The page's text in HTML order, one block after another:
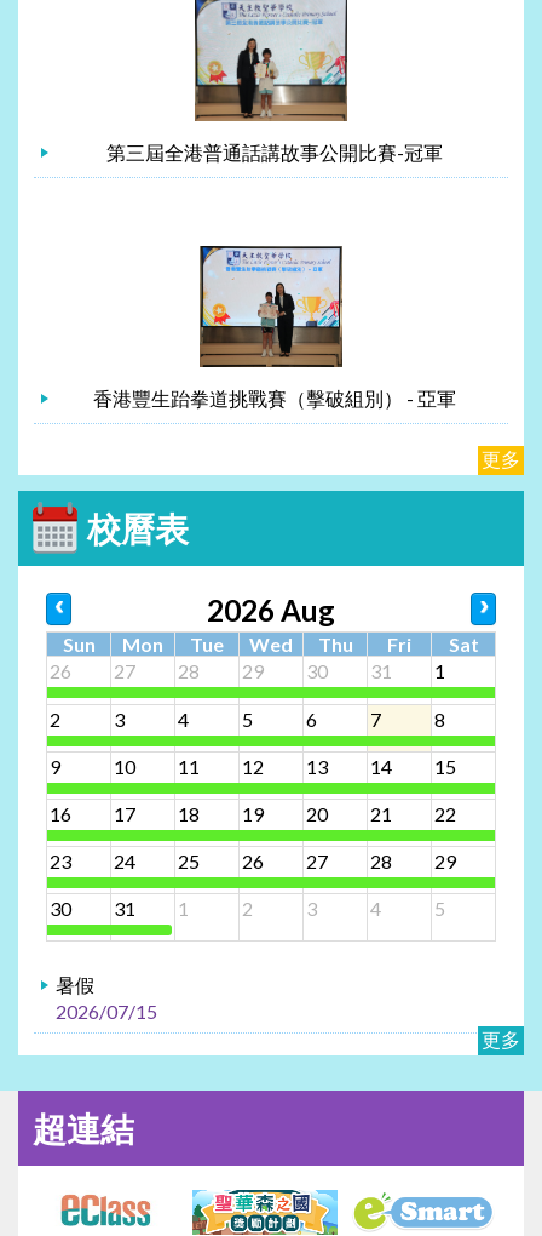
第三屆全港普通話講故事公開比賽-冠軍
香港豐生跆拳道挑戰賽（擊破組別） - 亞軍
更多
校曆表
2026 Aug
Sun Mon Tue Wed Thu Fri
Sat
26
27 28 29 30 31 1
2 3 4 5 6 7 8
9 10 11 12 13 14 15
16 17 18 19 20 21 22
23 24 25 26 27 28 29
30 31 1 2 3 4 5
暑假
2026/07/15
更多
超連結